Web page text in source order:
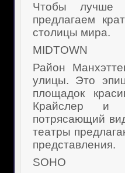
Чтобы лучше
предлагаем
столицы мира.
MIDTOWN
Район
улицы. Это
площадок
Крайслер и
потрясающий
театры
представления.
SOHO